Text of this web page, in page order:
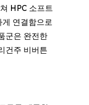
HPC 소프트
연결함으로
군은 완전한
건주 비버튼